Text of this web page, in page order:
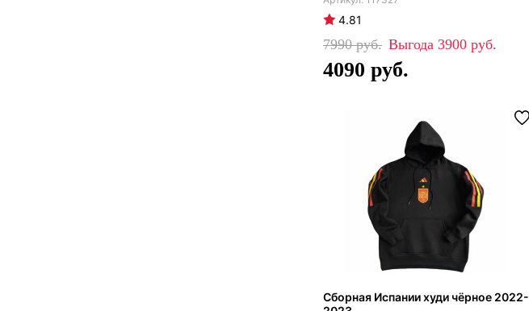
4.81
7990 3900
4090
Сборная Испании худи чёрное 2022-